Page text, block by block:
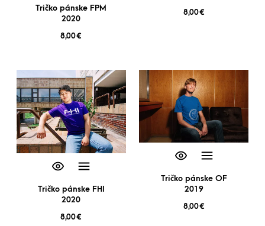
Tričko pánske FPM
2020
8,00€
8,00€
Tričko pánske FHI
2020
8,00€
Tričko pánske OF
2019
8,00€